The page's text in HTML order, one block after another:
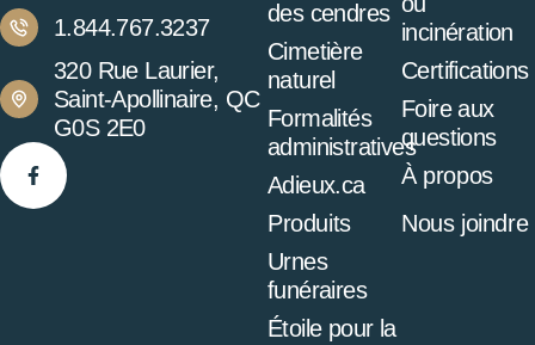
1.844.767.3237
320 Rue Laurier,
Saint-Apollinaire, QC
G0S 2E0
des cendres
Cimetière
naturel
Formalités
administratives
Adieux.ca
Produits
Urnes
funéraires
Étoile pour la
incinération
Certifications
Foire aux
questions
À propos
Nous joindre